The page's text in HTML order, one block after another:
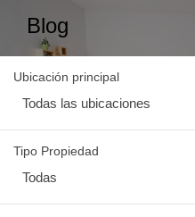
Blog
Ubicación principal
Todas las ubicaciones
Tipo Propiedad
Todas